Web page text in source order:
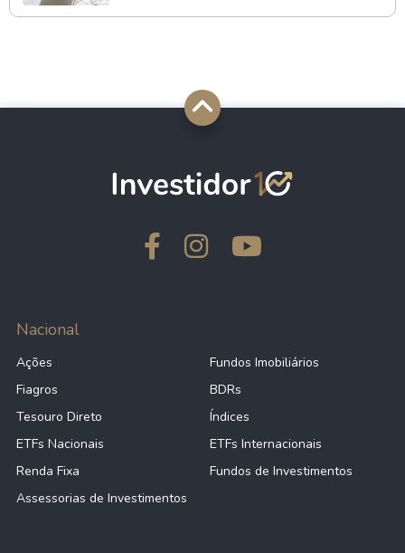
Nacional
Ações
Fundos Imobiliários
Fiagros
BDRs
Tesouro Direto
Índices
ETFs Nacionais
ETFs Internacionais
Renda Fixa
Fundos de Investimentos
Assessorias de Investimentos